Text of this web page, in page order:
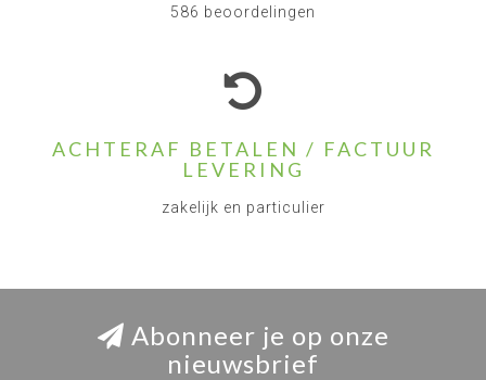
586 beoordelingen
ACHTERAF BETALEN / FACTUUR
LEVERING
zakelijk en particulier
Abonneer je op onze
nieuwsbrief